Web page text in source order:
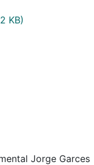
KB)
Jorge Garces